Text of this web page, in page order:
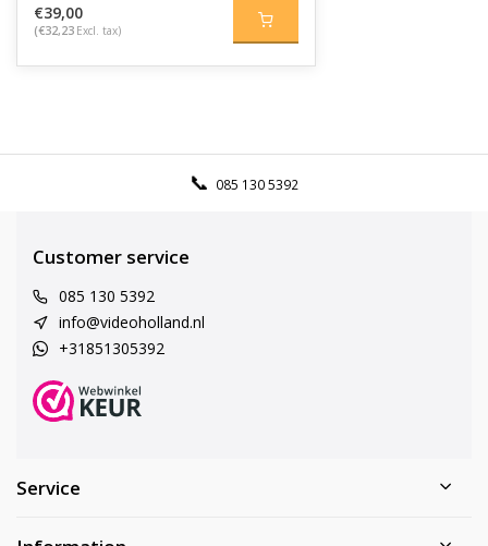
€39,00
(€32,23 Excl. tax)
085 130 5392
Customer service
085 130 5392
info@videoholland.nl
+31851305392
Service